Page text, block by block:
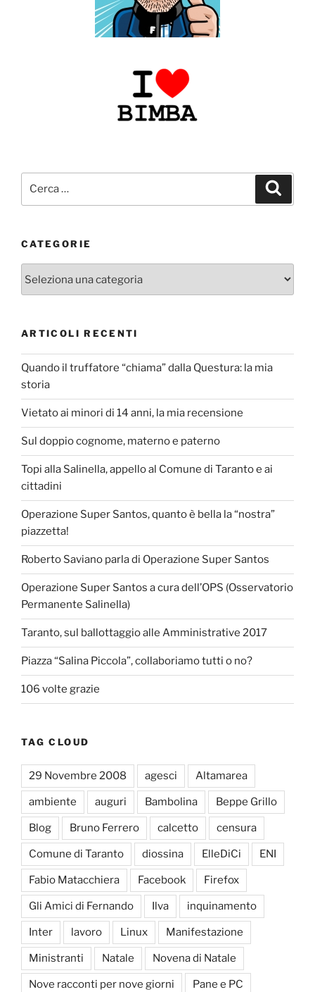
CATEGORIE
ARTICOLI RECENTI
Quando il truffatore “chiama” dalla Questura: la mia
storia
Vietato ai minori di 14 anni, la mia recensione
Sul doppio cognome, materno e paterno
Topi alla Salinella, appello al Comune di Taranto e ai
cittadini
Operazione Super Santos, quanto è bella la “nostra”
piazzetta!
Roberto Saviano parla di Operazione Super Santos
Operazione Super Santos a cura dell’OPS (Osservatorio
Permanente Salinella)
Taranto, sul ballottaggio alle Amministrative 2017
Piazza “Salina Piccola”, collaboriamo tutti o no?
106 volte grazie
TAG CLOUD
29 Novembre 2008 agesci Altamarea
ambiente auguri Bambolina Beppe Grillo
Blog Bruno Ferrero calcetto censura
Comune di Taranto diossina ElleDiCi ENI
Fabio Matacchiera Facebook Firefox
Gli Amici di Fernando Ilva inquinamento
Inter lavoro Linux Manifestazione
Ministranti Natale Novena di Natale
Nove racconti per nove giorni Pane e PC